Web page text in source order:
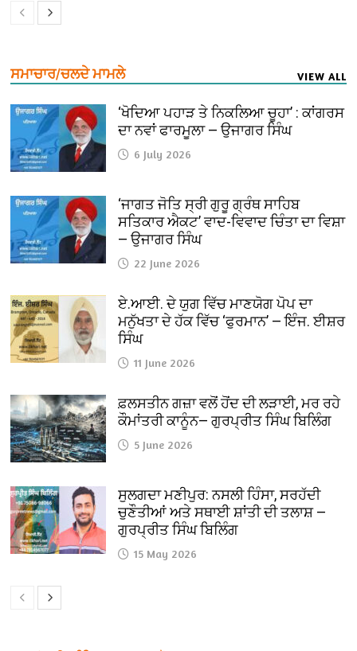
ਸਮਾਚਾਰ/ਚਲਦੇ ਮਾਮਲੇ VIEW ALL
‘ਖੋਦਿਆ ਪਹਾੜ ਤੇ ਨਿਕਲਿਆ ਚੂਹਾ’ : ਕਾਂਗਰਸ
ਦਾ ਨਵਾਂ ਫਾਰਮੂਲਾ — ਉਜਾਗਰ ਸਿੰਘ
6 July 2026
‘ਜਾਗਤ ਜੋਤਿ ਸ੍ਰੀ ਗੁਰੂ ਗ੍ਰੰਥ ਸਾਹਿਬ
ਸਤਿਕਾਰ ਐਕਟ’ ਵਾਦ-ਵਿਵਾਦ ਚਿੰਤਾ ਦਾ ਵਿਸ਼ਾ
— ਉਜਾਗਰ ਸਿੰਘ
22 June 2026
ਏ.ਆਈ. ਦੇ ਯੁਗ ਵਿੱਚ ਮਾਣਯੋਗ ਪੋਪ ਦਾ
ਮਨੁੱਖਤਾ ਦੇ ਹੱਕ ਵਿੱਚ ‘ਫੁਰਮਾਨ’ — ਇੰਜ. ਈਸ਼ਰ
ਸਿੰਘ
11 June 2026
ਫ਼ਲਸਤੀਨ ਗਜ਼ਾ ਵਲੋਂ ਹੋਂਦ ਦੀ ਲੜਾਈ, ਮਰ ਰਹੇ
ਕੌਮਾਂਤਰੀ ਕਾਨੂੰਨ— ਗੁਰਪ੍ਰੀਤ ਸਿੰਘ ਬਿਲਿੰਗ
5 June 2026
ਸੁਲਗਦਾ ਮਣੀਪੁਰ: ਨਸਲੀ ਹਿੰਸਾ, ਸਰਹੱਦੀ
ਚੁਣੌਤੀਆਂ ਅਤੇ ਸਥਾਈ ਸ਼ਾਂਤੀ ਦੀ ਤਲਾਸ਼ —
ਗੁਰਪ੍ਰੀਤ ਸਿੰਘ ਬਿਲਿੰਗ
15 May 2026